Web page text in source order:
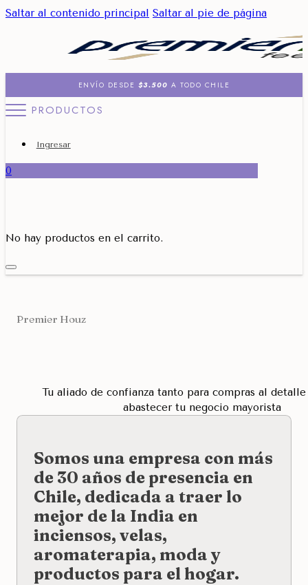
Saltar al contenido principal Saltar al pie de página
ENVÍO DESDE $3.500 A TODO CHILE
PRODUCTOS
Ingresar
0
No hay productos en el carrito.
Premier Houz
Tu aliado de confianza tanto para compras al
abastecer tu negocio mayorista
Somos una empresa con más
de 30 años de presencia en
Chile, dedicada a traer lo
mejor de la India en
inciensos, velas,
aromaterapia, moda y
productos para el hogar.